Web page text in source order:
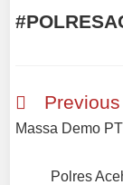
Massa Demo
Polres